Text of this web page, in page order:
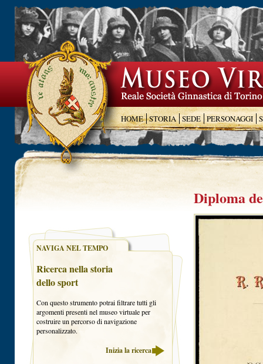
HOME STORIA SEDE PERSONAGGI
NAVIGA NEL TEMPO
Ricerca nella storia
dello sport
Con questo strumento potrai filtrare tutti gli
argomenti presenti nel museo virtuale per
costruire un percorso di navigazione
personalizzato.
Inizia la ricerca
Diploma